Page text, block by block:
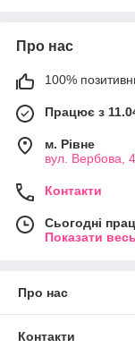
Про нас
100%
Працює з
м. Рівне
вул. Вербова,
Контакти
Сьогодні
Показати
Про нас
Контакти